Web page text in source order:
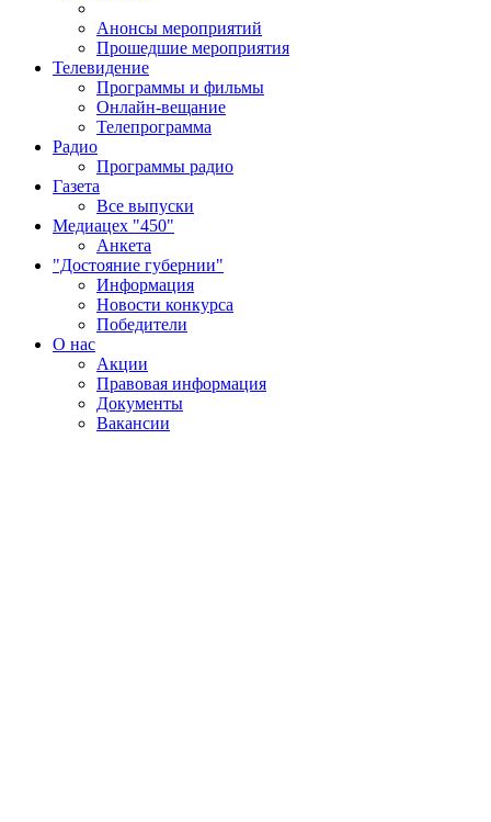
Анонсы мероприятий
Прошедшие мероприятия
Телевидение
Программы и фильмы
Онлайн-вещание
Телепрограмма
Радио
Программы радио
Газета
Все выпуски
Медиацех "450"
Анкета
"Достояние губернии"
Информация
Новости конкурса
Победители
О нас
Акции
Правовая информация
Документы
Вакансии